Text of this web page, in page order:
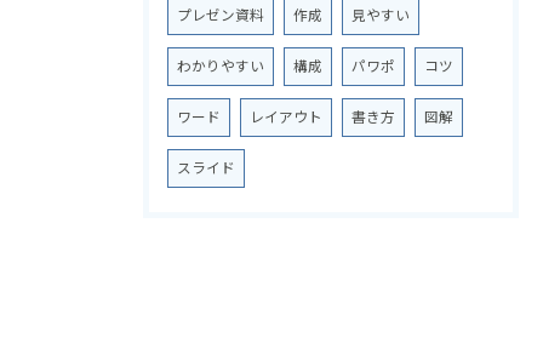
プレゼン資料 作成 見やすい
わかりやすい 構成 パワポ コツ
ワード レイアウト 書き方 図解
スライド